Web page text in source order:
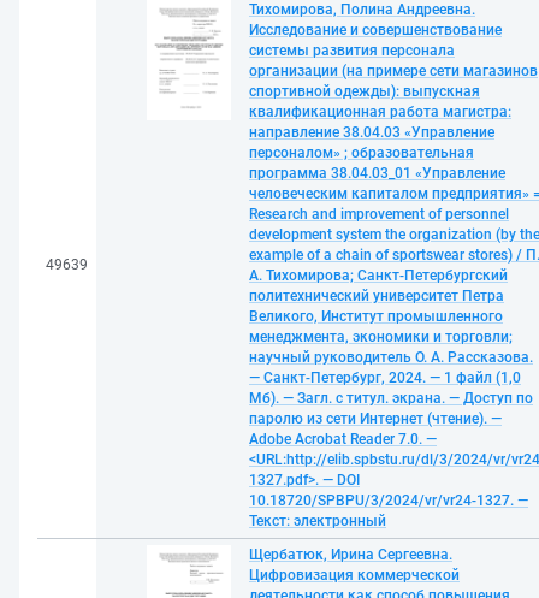
49639
Тихомирова, Полина Андреевна.
Исследование и совершенствование
системы развития персонала
организации (на примере сети магазинов
спортивной одежды): выпускная
квалификационная работа магистра:
направление 38.04.03 «Управление
персоналом» ; образовательная
программа 38.04.03_01 «Управление
человеческим капиталом предприятия»
Research and improvement of personnel
development system the organization (by the
example of a chain of sportswear stores) / П.
А. Тихомирова; Санкт-Петербургский
политехнический университет Петра
Великого, Институт промышленного
менеджмента, экономики и торговли;
научный руководитель О. А. Рассказова.
— Санкт-Петербург, 2024. — 1 файл (1,0
Мб). — Загл. с титул. экрана. — Доступ по
паролю из сети Интернет (чтение). —
Adobe Acrobat Reader 7.0. —
<URL:http://elib.spbstu.ru/dl/3/2024/vr/
1327.pdf>. — DOI
10.18720/SPBPU/3/2024/vr/vr24-1327. —
Текст: электронный
Щербатюк, Ирина Сергеевна.
Цифровизация коммерческой